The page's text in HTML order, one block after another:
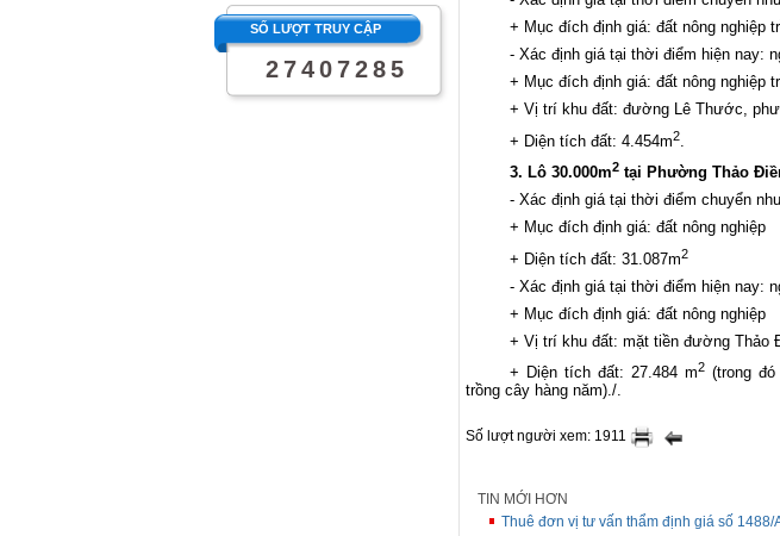
SỐ LƯỢT TRUY CẬP
2 7 4 0 7 2 8 5
+ Mục đích định giá: đất nông nghiệp
- Xác định giá tại thời điểm hiện nay:
+ Mục đích định giá: đất nông nghiệp
+ Vị trí khu đất: đường Lê Thước,
+ Diện tích đất: 4.454m2
3. Lô 30.000m2 tại Phường Thảo
- Xác định giá tại thời điểm chuyển
+ Mục đích định giá: đất nông nghiệp
+ Diện tích đất: 31.087m2
- Xác định giá tại thời điểm hiện nay:
+ Mục đích định giá: đất nông nghiệp
+ Vị trí khu đất: mặt tiền đường Thảo
+ Diện tích đất: 27.484 m2 (trong đó
trồng cây hàng năm)./.
Số lượt người xem: 1911
TIN MỚI HƠN
Thuê đơn vị tư vấn thẩm định giá số 1488/